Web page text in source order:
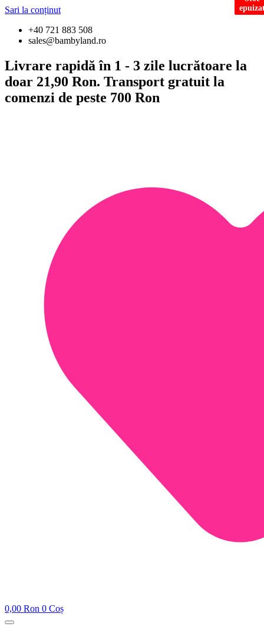
Sari la conținut
+40 721 883 508
sales@bambyland.ro
Livrare rapidă în 1 - 3 zile lucrătoare la
doar 21,90 Ron. Transport gratuit la
comenzi de peste 700 Ron
0,00 Ron 0 Coș